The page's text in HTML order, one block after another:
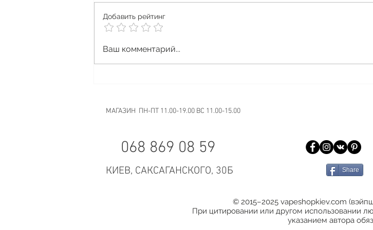
НИЧЕГО КРОМЕ ОБЛАКА
Друзья, сегодня хотим еще раз
напомнить вам про нашу
СПАСИБО!
Добавить рейтинг
Ваш комментарий...
МАГАЗИН ПН-ПТ 11.00-19.00 ВС 11.00-15.00
068 869 08 59
КИЕВ, САКСАГАНСКОГО, 30Б Share
© 2015–2025 vapeshopkiev.com
При цитировании или другом использовании
указанием автора